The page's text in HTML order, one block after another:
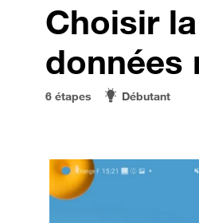
Choisir
données
6 étapes Débutant